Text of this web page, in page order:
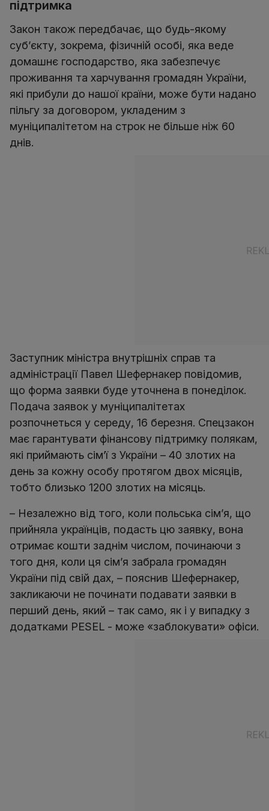
підтримка
Закон також передбачає, що будь-якому
суб’єкту, зокрема, фізичній особі, яка веде
домашнє господарство, яка забезпечує
проживання та харчування громадян України,
які прибули до нашої країни, може бути надано
пільгу за договором, укладеним з
муніципалітетом на строк не більше ніж 60
днів.
Заступник міністра внутрішніх справ та
адміністрації Павел Шефернакер повідомив,
що форма заявки буде уточнена в понеділок.
Подача заявок у муніципалітетах
розпочнеться у середу, 16 березня. Спецзакон
має гарантувати фінансову підтримку полякам,
які приймають сім’ї з України – 40 злотих на
день за кожну особу протягом двох місяців,
тобто близько 1200 злотих на місяць.
– Незалежно від того, коли польська сім’я, що
прийняла українців, подасть цю заявку, вона
отримає кошти заднім числом, починаючи з
того дня, коли ця сім’я забрала громадян
України під свій дах, – пояснив Шефернакер,
закликаючи не починати подавати заявки в
перший день, який – так само, як і у випадку з
додатками PESEL - може «заблокувати» офіси.